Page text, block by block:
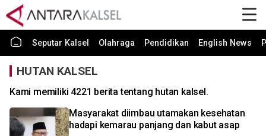
Seputar Kalsel Olahraga Pendidikan English News
HUTAN KALSEL
Kami memiliki 4221 berita tentang hutan kalsel.
Masyarakat diimbau utamakan kesehatan
hadapi kemarau panjang dan kabut asap